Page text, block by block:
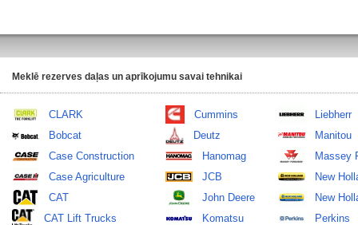
Meklē rezerves daļas un aprīkojumu savai tehnikai
CLARK
Bobcat
Case Construction
Case Agriculture
CAT
CAT Lift Trucks
Cummins
Deutz
Hanomag
JCB
John Deere
Komatsu
Liebherr
Manitou
Massey
New
New
Perkins